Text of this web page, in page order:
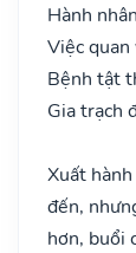
Hành
Việc
Bệnh tật
Gia trạch
Xuất
đến,
hơn, buổi